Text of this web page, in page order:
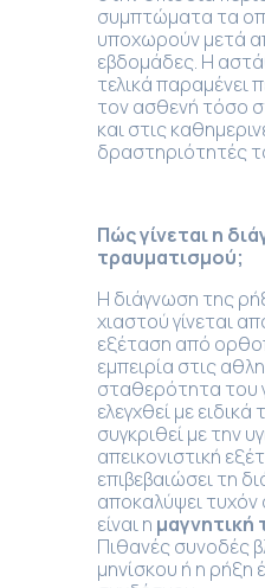
συμπτώματα τα
υποχωρούν μετά
εβδομάδες. Η
τελικά παραμένει
τον ασθενή τόσο
και στις
δραστηριότητές
Πώς γίνεται η
τραυματισμού;
Η διάγνωση της
χιαστού γίνεται
εξέταση από
εμπειρία στις
σταθερότητα του
ελεγχθεί με ειδικά
συγκριθεί με την
απεικονιστική
επιβεβαιώσει τη
αποκαλύψει τυχόν
είναι η μαγνητική
Πιθανές συνοδές
μηνίσκου ή η ρήξη